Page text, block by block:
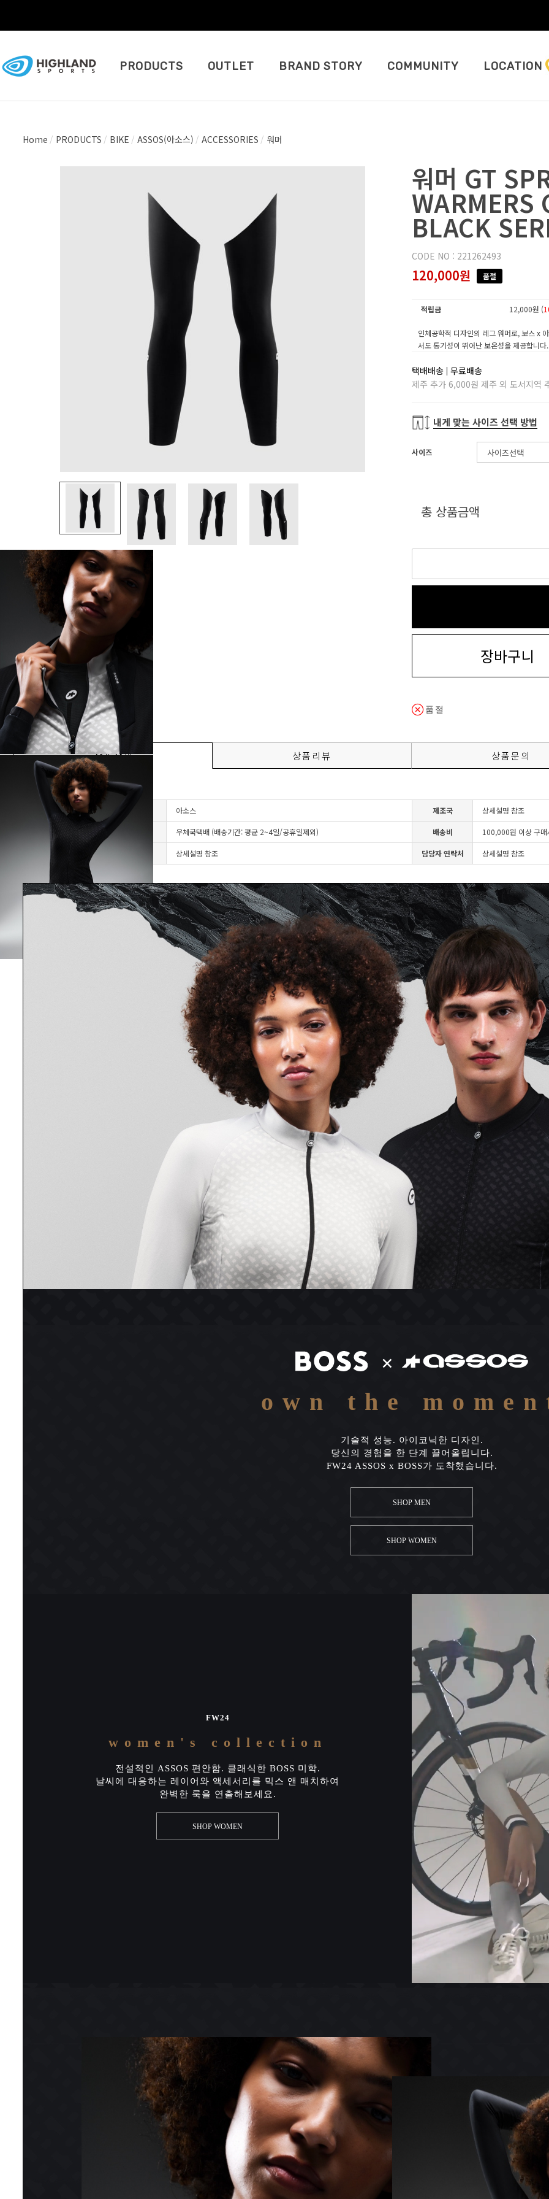
PRODUCTS OUTLET BRAND STORY COMMUNITY LOCATION
Home PRODUCTS BIKE ASSOS(아소스) ACCESSORIES 워머
워머 GT
WARMERS
BLACK
CODE NO : 221262493
120,000원 품절
적립금 12,000원 (
인체공학적 디자인의 레그 워머로, 보스 x
서도 통기성이 뛰어난 보온성을 제공합니다.
택배배송 무료배송
제주 추가 6,000원 제주 외 도서지역
내게 맞는 사이즈 선택 방법
사이즈
총 상품금액
장바구니
품절
상품상세 상품리뷰 상품문의
브랜드 아소스 제조국 상세설명 참조
우체국택배 (배송기간: 평균 2~4일/공휴일제외) 배송비 100,000원 이상 구
상세설명 참조 담당자 연락처 상세설명 참조
own the
기술적 성능. 아이코닉한 디자인.
당신의 경험을 한 단계 끌어올립니다.
FW24 ASSOS x BOSS가 도착했습니다.
SHOP MEN
SHOP WOMEN
FW24
women's collection
전설적인 ASSOS 편안함. 클래식한 BOSS 미학.
날씨에 대응하는 레이어와 액세서리를 믹스 앤 매치하여
완벽한 룩을 연출해보세요.
SHOP WOMEN